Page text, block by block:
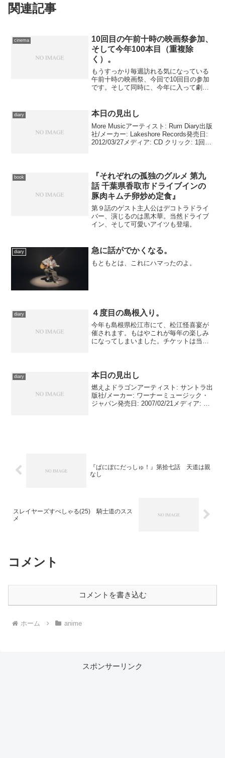
関連記事
cinema
10回目の午前十時の映画祭参加、
そして今年100本目（重複除
く）。
もうすっかり毎週訪れる気になっている
午前十時の映画祭、今回で10回目の参加
です。そして同時に、今年に入って劇場
るように狙ってみました。 作品は、ピ
ーター・ウィア...
diary 本日の見出し
More Musicアーティスト: Rum Diary出版
社/メーカー: Lakeshore Records発売日:
2012/03/27メディア: CD クリック: 1回こ
book
『それぞれの孤独のグルメ 第九
話 千葉県香取市ドライブインの
豚肉キムチ卵炒め定食』
第９話のゲスト主人公はデコトラドライ
バー、演じるのは黒木華。当然ドライブ
イン、そして可愛いアイツも登場。
diary 急に話がでかくなる。
もともとは、これにハマったのよ。
diary ４度目の島根入り。
今年も島根県松江市にて、松江怪喜宴が
催されます。もはやこれが毎年の楽しみ
になってしまいました。チケットは当
ントのチケットが買えない場...
diary 本日の見出し
燃えよドラゴンアーティスト: サントラ出
版社/メーカー: ワーナーミュージック・
ジャパン発売日: 2007/02/21メディア: CD
『ぱにぽにだっしゅ！』第拾七話 天道は親
なし
スレイヤーズすぺしゃる(25) 騎士道のスス
メ
コメント
コメントを書き込む
ホーム anime
スポンサーリンク